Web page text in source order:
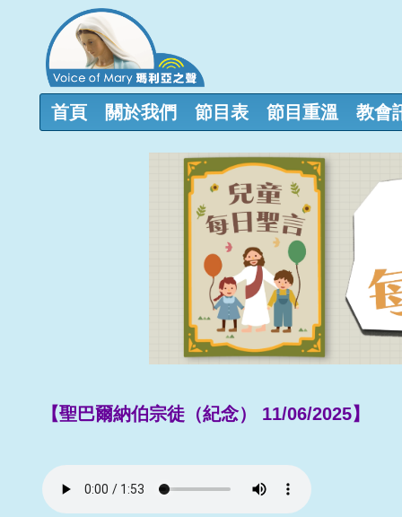
首頁 關於我們 節目表 節目重溫 教會
【聖巴爾納伯宗徒（紀念） 11/06/2025】